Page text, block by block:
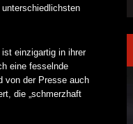
einzigartig in ihrer
eine fesselnde
von der Presse auch
die „schmerzhaft